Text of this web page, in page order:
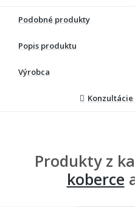
Podobné produkty
Popis produktu
Výrobca
Produkty z
koberce